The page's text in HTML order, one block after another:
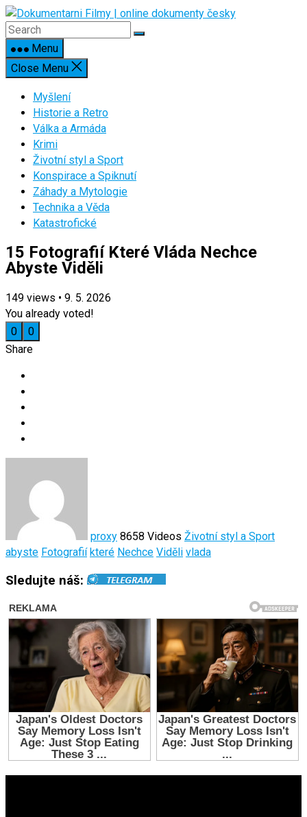
Skip
to
contentMenu
Close Menu
Myšlení
Historie a Retro
Válka a Armáda
Krimi
Životní styl a Sport
Konspirace a Spiknutí
Záhady a Mytologie
Technika a Věda
Katastrofické
15 Fotografií Které Vláda Nechce
Abyste Viděli
149 views • 9. 5. 2026
You already voted!
0
0
Share
proxy 8658 Videos Životní styl a Sport
abyste Fotografií které Nechce Viděli vlada
Sledujte náš: